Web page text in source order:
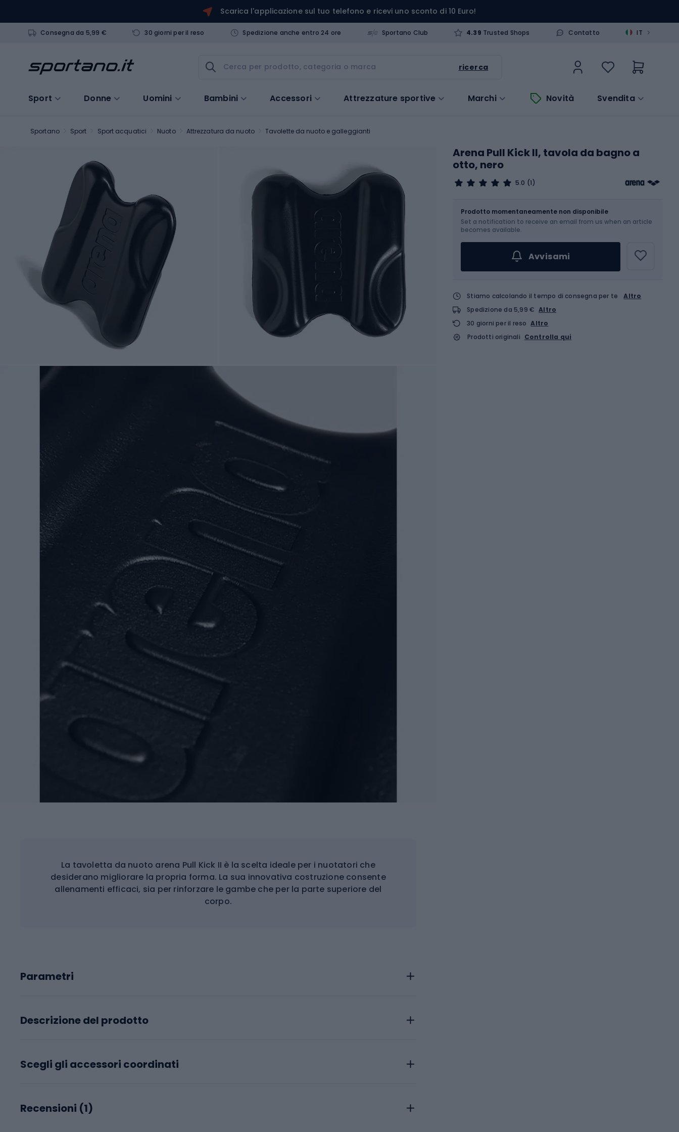
Scarica l'applicazione sul tuo telefono e ricevi uno sconto di 10 Euro!
Consegna da 5,99 € 30 giorni per il reso Spedizione anche entro 24 ore Sportano Club 4.39 Trusted Shops Contatto IT >
ricerca
Sport Donne Uomini Bambini Accessori Attrezzature sportive Marchi Novità Svendita
Sportano Sport Sport acquatici Nuoto Attrezzatura da nuoto Tavolette da nuoto e galleggianti
La tavoletta da nuoto arena Pull Kick II è la scelta ideale per i nuotatori che
desiderano migliorare la propria forma. La sua innovativa costruzione consente
allenamenti efficaci, sia per rinforzare le gambe che per la parte superiore del
corpo.
Parametri
Descrizione del prodotto
Scegli gli accessori coordinati
Recensioni (1)
Arena Pull Kick II, tavola da bagno a
otto, nero
5.0 (1)
Prodotto momentaneamente non disponibile
Set a notification to receive an email from us when an article
becomes available.
Avvisami
Stiamo calcolando il tempo di consegna per te
Altro
Spedizione da 5,99 € Altro
30 giorni per il reso Altro
Prodotti originali Controlla qui